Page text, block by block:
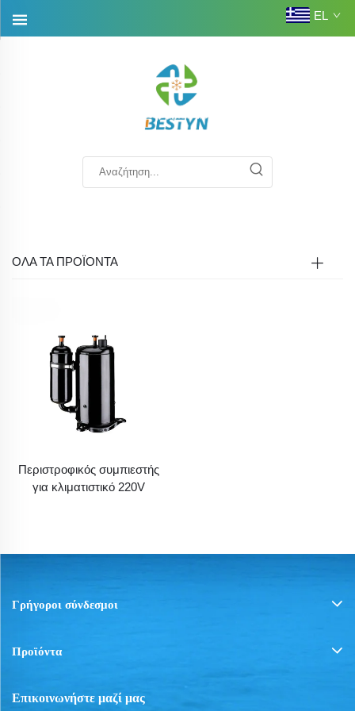
EL
ΟΛΑ ΤΑ ΠΡΟΪΟΝΤΑ
Περιστροφικός συμπιεστής
για κλιματιστικό 220V
Γρήγοροι σύνδεσμοι
Προϊόντα
Επικοινωνήστε μαζί μας